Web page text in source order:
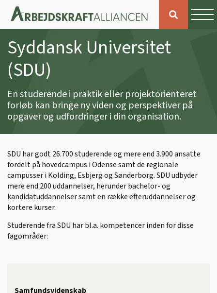
Syddansk Universitet
(SDU)
En studerende i praktik eller projektorienteret
forløb kan bringe ny viden og perspektiver på
opgaver og udfordringer i din organisation.
SDU har godt 26.700 studerende og mere end 3.900 ansatte
fordelt på hovedcampus i Odense samt de regionale
campusser i Kolding, Esbjerg og Sønderborg. SDU udbyder
mere end 200 uddannelser, herunder bachelor- og
kandidatuddannelser samt en række efteruddannelser og
kortere kurser.
Studerende fra SDU har bl.a. kompetencer inden for disse
fagområder:
Samfundsvidenskab